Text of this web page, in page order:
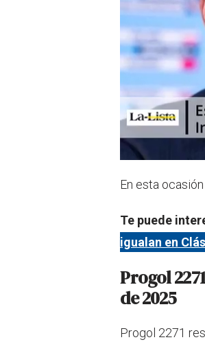
En esta
Te puede
igualan en
Progol
de 2025
Progol 2271